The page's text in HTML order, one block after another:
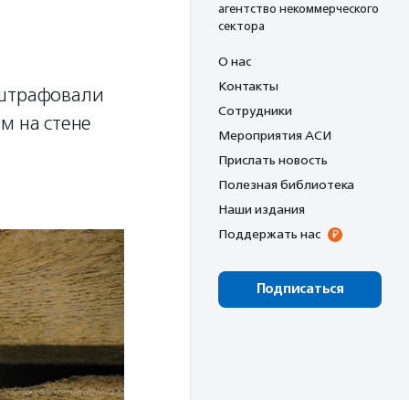
на стене
агентство некоммерческого
сектора
О нас
Контакты
Сотрудники
Мероприятия АСИ
Прислать новость
Полезная библиотека
Наши издания
Поддержать нас
Подписаться